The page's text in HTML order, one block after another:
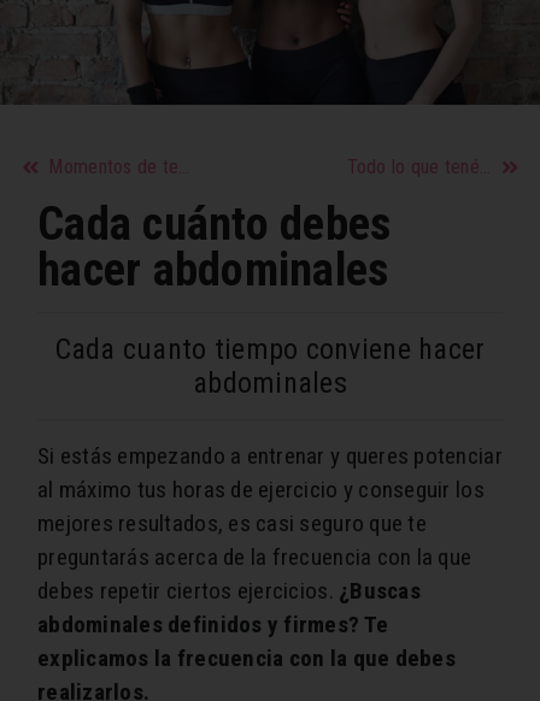
Momentos de tensión que hay que evitar antes de la boda Todo lo que tenés que saber sobre la cuarta temporada de La Casa de Papel
Cada cuánto debes
hacer abdominales
Cada cuanto tiempo conviene hacer
abdominales
Si estás empezando a entrenar y queres potenciar
al máximo tus horas de ejercicio y conseguir los
mejores resultados, es casi seguro que te
preguntarás acerca de la frecuencia con la que
debes repetir ciertos ejercicios. ¿Buscas
abdominales definidos y firmes? Te
explicamos la frecuencia con la que debes
realizarlos.